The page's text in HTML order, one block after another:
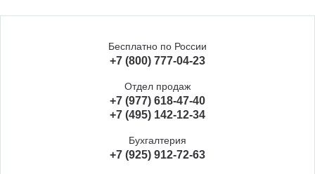
Бесплатно по России
+7 (800) 777-04-23
Отдел продаж
+7 (977) 618-47-40
+7 (495) 142-12-34
Бухгалтерия
+7 (925) 912-72-63